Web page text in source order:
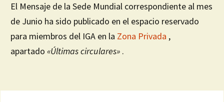
El Mensaje de la Sede Mundial correspondiente al mes
de Junio ha sido publicado en el espacio reservado
para miembros del IGA en la Zona Privada ,
apartado «Últimas circulares» .